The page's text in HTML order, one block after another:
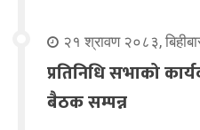
२१ श्रावण २०८३,
प्रतिनिधि सभाको
बैठक सम्पन्न